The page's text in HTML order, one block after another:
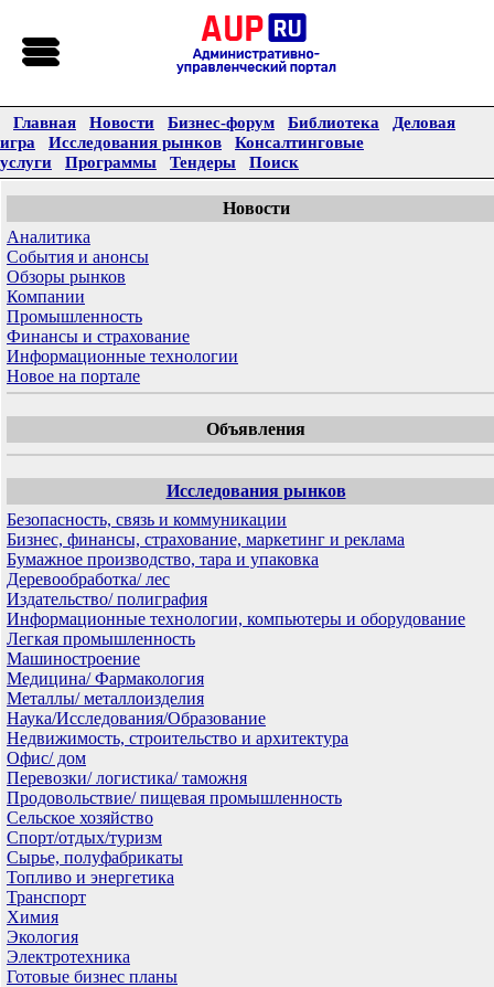
Главная Новости Бизнес-форум Библиотека
Деловая
игра
Исследования рынков
Консалтинговые
услуги
Программы Тендеры Поиск
Новости
Аналитика
События и анонсы
Обзоры рынков
Компании
Промышленность
Финансы и страхование
Информационные технологии
Новое на портале
Объявления
Исследования рынков
Безопасность, связь и коммуникации
Бизнес, финансы, страхование, маркетинг и реклама
Бумажное производство, тара и упаковка
Деревообработка/ лес
Издательство/ полиграфия
Информационные технологии, компьютеры и оборудование
Легкая промышленность
Машиностроение
Медицина/ Фармакология
Металлы/ металлоизделия
Наука/Исследования/Образование
Недвижимость, строительство и архитектура
Офис/ дом
Перевозки/ логистика/ таможня
Продовольствие/ пищевая промышленность
Сельское хозяйство
Спорт/отдых/туризм
Сырье, полуфабрикаты
Топливо и энергетика
Транспорт
Химия
Экология
Электротехника
Готовые бизнес планы